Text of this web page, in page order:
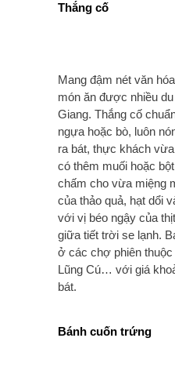
Thắng cố
Mang đậm nét văn
món ăn được nhiều
Giang. Thắng cố
ngựa hoặc bò, luôn
ra bát, thực khách
có thêm muối hoặc
chấm cho vừa miệng
của thảo quả, hạt dổi
với vị béo ngậy của
giữa tiết trời se lạnh.
ở các chợ phiên
Lũng Cú… với giá
bát.
Bánh cuốn trứng